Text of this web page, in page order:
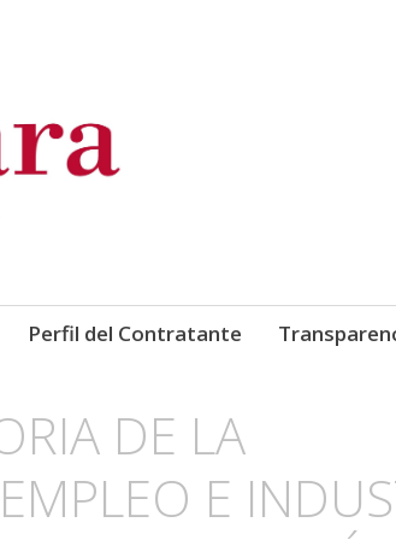
Comercio,
Perfil del Contratante
DE LA
E